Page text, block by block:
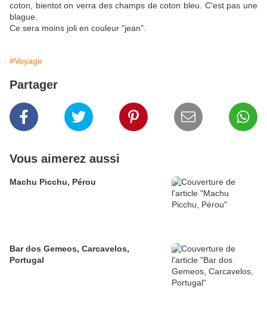
coton, bientot on verra des champs de coton bleu. C'est pas une
blague.
Ce sera moins joli en couleur "jean".
#Voyage
Partager
Vous aimerez aussi
Machu Picchu, Pérou
Bar dos Gemeos, Carcavelos,
Portugal